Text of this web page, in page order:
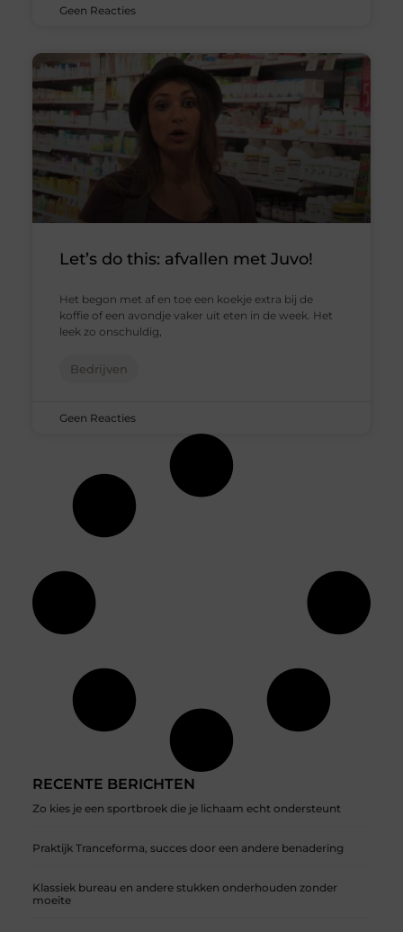
RECENTE BERICHTEN
Zo kies je een sportbroek die je lichaam echt ondersteunt
Praktijk Tranceforma, succes door een andere benadering
Klassiek bureau en andere stukken onderhouden zonder
moeite
Geen Reacties
Let’s do this: afvallen met Juvo!
Het begon met af en toe een koekje extra bij de
koffie of een avondje vaker uit eten in de week. Het
leek zo onschuldig,
Bedrijven
Geen Reacties